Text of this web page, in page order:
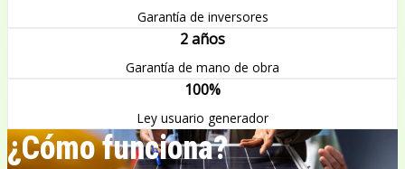
Garantía de inversores
2 años
Garantía de mano de obra
100%
Ley usuario generador
¿Cómo funciona?